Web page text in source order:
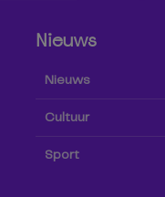
Nieuws
Nieuws
Cultuur
Sport